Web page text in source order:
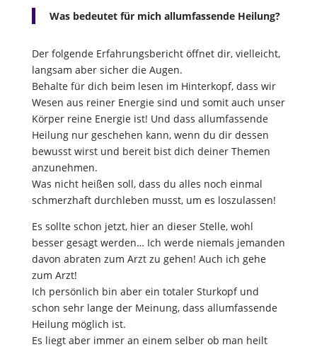
Was bedeutet für mich allumfassende Heilung?
Der folgende Erfahrungsbericht öffnet dir, vielleicht,
langsam aber sicher die Augen.
Behalte für dich beim lesen im Hinterkopf, dass wir
Wesen aus reiner Energie sind und somit auch unser
Körper reine Energie ist! Und dass allumfassende
Heilung nur geschehen kann, wenn du dir dessen
bewusst wirst und bereit bist dich deiner Themen
anzunehmen.
Was nicht heißen soll, dass du alles noch einmal
schmerzhaft durchleben musst, um es loszulassen!
Es sollte schon jetzt, hier an dieser Stelle, wohl
besser gesagt werden… Ich werde niemals jemanden
davon abraten zum Arzt zu gehen! Auch ich gehe
zum Arzt!
Ich persönlich bin aber ein totaler Sturkopf und
schon sehr lange der Meinung, dass allumfassende
Heilung möglich ist.
Es liegt aber immer an einem selber ob man heilt